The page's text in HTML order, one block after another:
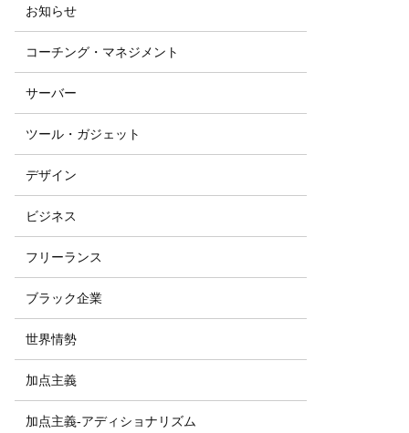
お知らせ
コーチング・マネジメント
サーバー
ツール・ガジェット
デザイン
ビジネス
フリーランス
ブラック企業
世界情勢
加点主義
加点主義-アディショナリズム